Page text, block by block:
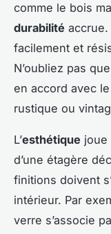
comme le bois
durabilité
facilement et
N’oubliez pas
en accord avec
rustique ou
L’esthétique joue
d’une étagère
finitions doivent
intérieur. Par
verre s’associe